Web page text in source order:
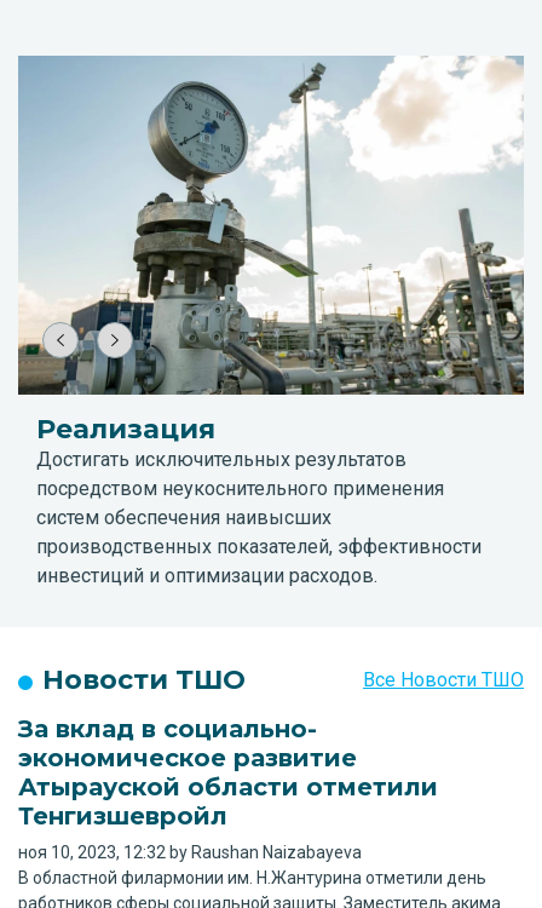
Реализация
Достигать исключительных результатов
посредством неукоснительного применения
систем обеспечения наивысших
производственных показателей, эффективности
инвестиций и оптимизации расходов.
Новости ТШО Все Новости ТШО
За вклад в социально-
экономическое развитие
Атырауской области отметили
Тенгизшевройл
ноя 10, 2023, 12:32 by Raushan Naizabayeva
В областной филармонии им. Н.Жантурина отметили день
работников сферы социальной защиты. Заместитель акима